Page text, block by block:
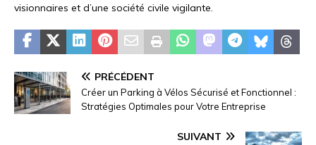
visionnaires et d’une société civile vigilante.
PRÉCÉDENT
Créer un Parking à Vélos Sécurisé et Fonctionnel :
Stratégies Optimales pour Votre Entreprise
SUIVANT